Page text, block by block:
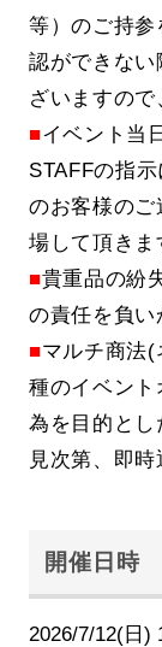
等）のご持
認ができな
ざいますので
■イベント当
STAFFの指
のお客様のご
場して頂きま
■貴重品の紛
の責任を負い
■マルチ商法
種のイベン
為を目的と
見次第、即時
開催日時
2026/7/12(日)